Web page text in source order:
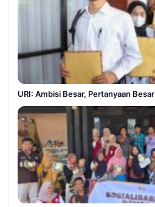
URI: Ambisi Besar, Pertanyaan Besar